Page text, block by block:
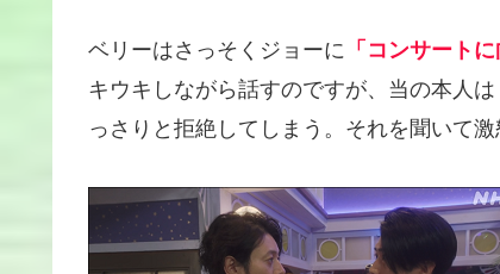
ベリーはさっそくジョーに 「コンサート
キウキしながら話すのですが、当の本人は
っさりと拒絶してしまう。それを聞いて